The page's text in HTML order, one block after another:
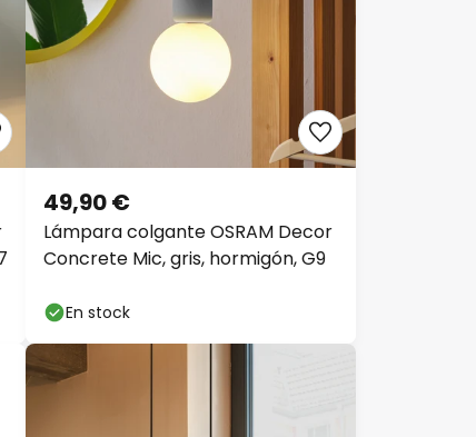
Lámpara colgante OSRAM Decor
Concrete Mic, gris, hormigón, G9
49,90 €
En stock